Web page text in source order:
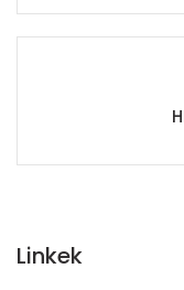
Linkek